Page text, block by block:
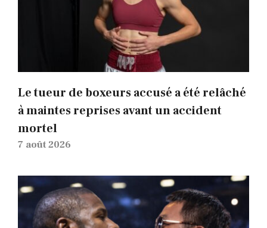
Le tueur de boxeurs accusé a été relâché
à maintes reprises avant un accident
mortel
7 août 2026